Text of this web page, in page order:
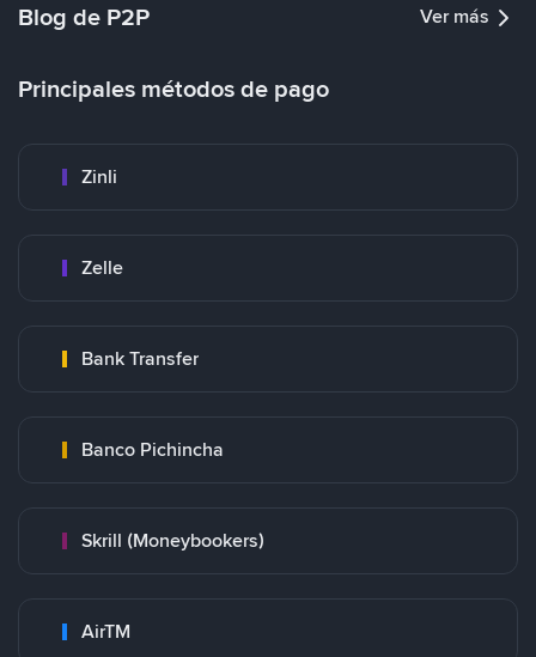
Blog de P2P Ver más
Principales métodos de pago
Zinli
Zelle
Bank Transfer
Banco Pichincha
Skrill (Moneybookers)
AirTM